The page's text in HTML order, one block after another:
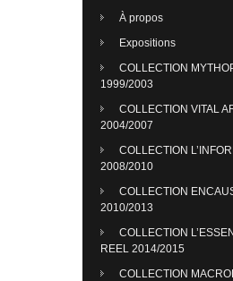
À propos
Expositions
COLLECTION
1999/2003
COLLECTION VITAL
2004/2007
COLLECTION
2008/2010
COLLECTION
2010/2013
COLLECTION
REEL 2014/2015
COLLECTION